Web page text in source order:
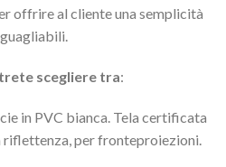
offrire al cliente una semplicità
scegliere tra:
in PVC bianca. Tela certificata
per fronteproiezioni.